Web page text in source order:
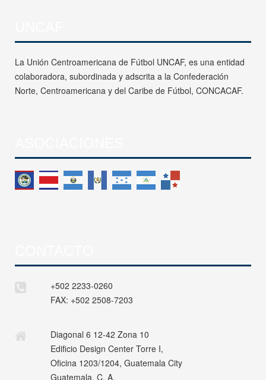
La Unión Centroamericana de Fútbol UNCAF, es una entidad
colaboradora, subordinada y adscrita a la Confederación
Norte, Centroamericana y del Caribe de Fútbol, CONCACAF.
+502 2233-0260
FAX: +502 2508-7203
Diagonal 6 12-42 Zona 10
Edificio Design Center Torre I,
Oficina 1203/1204, Guatemala City
Guatemala, C. A.